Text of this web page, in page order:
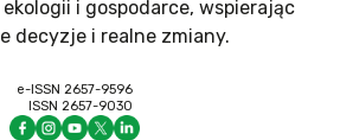
i gospodarce, wspierając
decyzje i realne zmiany.
e-ISSN 2657-9596
ISSN 2657-9030